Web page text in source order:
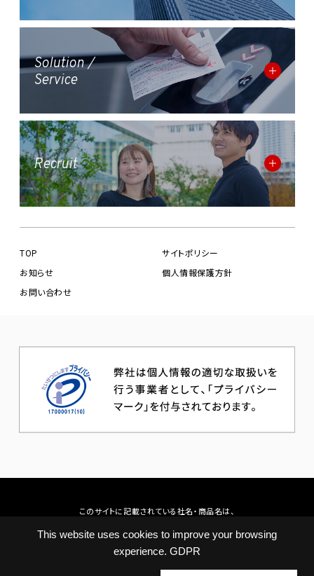
This website uses cookies to improve your browsing
experience. GDPR
TOP
お知らせ
お問い合わせ
サイトポリシー
個人情報保護方針
Solution /
Service
Recruit
このサイトに記載されている社名・商品名は、
© JAL Digital Co.,Ltd.